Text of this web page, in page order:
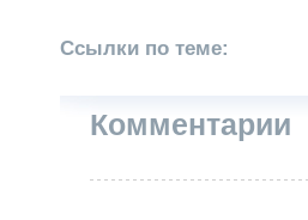
Ссылки по теме:
Комментарии